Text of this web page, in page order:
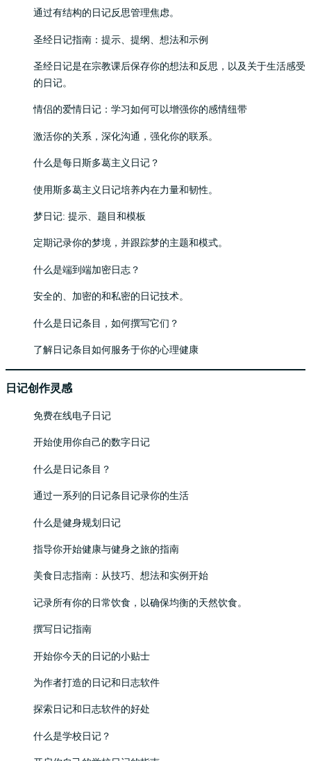
通过有结构的日记反思管理焦虑。
圣经日记指南：提示、提纲、想法和示例
圣经日记是在宗教课后保存你的想法和反思，以及关于生活感受
的日记。
情侣的爱情日记：学习如何可以增强你的感情纽带
激活你的关系，深化沟通，强化你的联系。
什么是每日斯多葛主义日记？
使用斯多葛主义日记培养内在力量和韧性。
梦日记: 提示、题目和模板
定期记录你的梦境，并跟踪梦的主题和模式。
什么是端到端加密日志？
安全的、加密的和私密的日记技术。
什么是日记条目，如何撰写它们？
了解日记条目如何服务于你的心理健康
日记创作灵感
免费在线电子日记
开始使用你自己的数字日记
什么是日记条目？
通过一系列的日记条目记录你的生活
什么是健身规划日记
指导你开始健康与健身之旅的指南
美食日志指南：从技巧、想法和实例开始
记录所有你的日常饮食，以确保均衡的天然饮食。
撰写日记指南
开始你今天的日记的小贴士
为作者打造的日记和日志软件
探索日记和日志软件的好处
什么是学校日记？